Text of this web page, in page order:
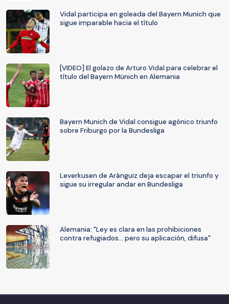
Vidal participa en goleada del Bayern Munich que
sigue imparable hacia el título
[VIDEO] El golazo de Arturo Vidal para celebrar el
título del Bayern Münich en Alemania
Bayern Munich de Vidal consigue agónico triunfo
sobre Friburgo por la Bundesliga
Leverkusen de Aránguiz deja escapar el triunfo y
sigue su irregular andar en Bundesliga
Alemania: "Ley es clara en las prohibiciones
contra refugiados… pero su aplicación, difusa"